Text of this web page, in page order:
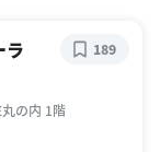
ラ
の内 1階
189